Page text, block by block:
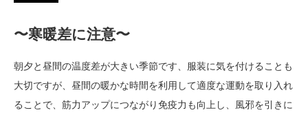
〜寒暖差に注意〜
朝夕と昼間の温度差が大きい季節です、服装に気を付けることも
大切ですが、昼間の暖かな時間を利用して適度な運動を取り入れ
ることで、筋力アップにつながり免疫力も向上し、風邪を引きに